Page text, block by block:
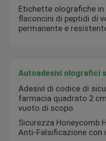
Etichette olografiche
flaconcini di peptidi di
permanente e
Autoadesivi olografici
Adesivi di codice di
farmacia quadrato 2
vuoto di scopo
Sicurezza Honeycomb
Anti-Falsificazione con